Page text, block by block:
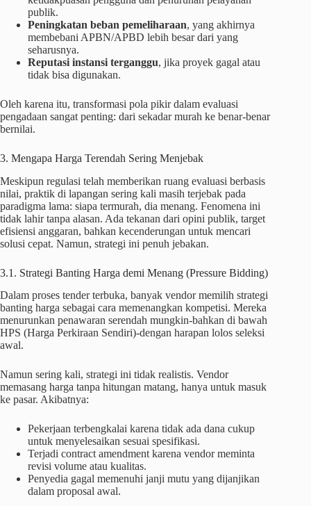
publik.
Peningkatan beban pemeliharaan, yang akhirnya
membebani APBN/APBD lebih besar dari yang
seharusnya.
Reputasi instansi terganggu, jika proyek gagal atau
tidak bisa digunakan.
Oleh karena itu, transformasi pola pikir dalam evaluasi
pengadaan sangat penting: dari sekadar murah ke benar-benar
bernilai.
3. Mengapa Harga Terendah Sering Menjebak
Meskipun regulasi telah memberikan ruang evaluasi berbasis
nilai, praktik di lapangan sering kali masih terjebak pada
paradigma lama: siapa termurah, dia menang. Fenomena ini
tidak lahir tanpa alasan. Ada tekanan dari opini publik, target
efisiensi anggaran, bahkan kecenderungan untuk mencari
solusi cepat. Namun, strategi ini penuh jebakan.
3.1. Strategi Banting Harga demi Menang (Pressure Bidding)
Dalam proses tender terbuka, banyak vendor memilih strategi
banting harga sebagai cara memenangkan kompetisi. Mereka
menurunkan penawaran serendah mungkin-bahkan di bawah
HPS (Harga Perkiraan Sendiri)-dengan harapan lolos seleksi
awal.
Namun sering kali, strategi ini tidak realistis. Vendor
memasang harga tanpa hitungan matang, hanya untuk masuk
ke pasar. Akibatnya:
Pekerjaan terbengkalai karena tidak ada dana cukup
untuk menyelesaikan sesuai spesifikasi.
Terjadi contract amendment karena vendor meminta
revisi volume atau kualitas.
Penyedia gagal memenuhi janji mutu yang dijanjikan
dalam proposal awal.